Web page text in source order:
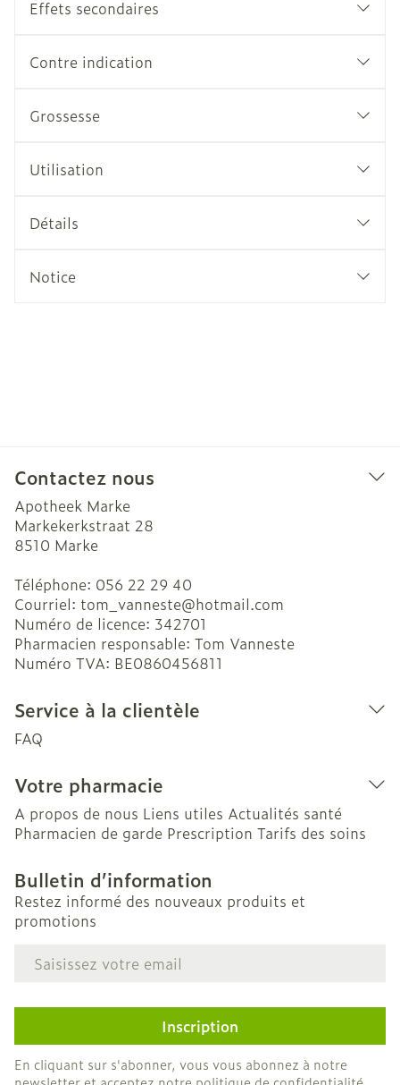
Effets secondaires
Contre indication
Grossesse
Utilisation
Détails
Notice
Contactez nous
Apotheek Marke
Markekerkstraat 28
8510 Marke
Téléphone: 056 22 29 40
Courriel: tom_vanneste@hotmail.com
Numéro de licence: 342701
Pharmacien responsable: Tom Vanneste
Numéro TVA: BE0860456811
Service à la clientèle
FAQ
Votre pharmacie
A propos de nous Liens utiles Actualités santé
Pharmacien de garde Prescription Tarifs des soins
Bulletin d’information
Restez informé des nouveaux produits et
promotions
Adresse mail
Inscription
En cliquant sur s'abonner, vous vous abonnez à notre